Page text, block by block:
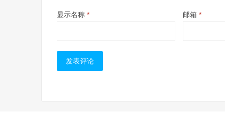
显示名称 * 邮箱 *